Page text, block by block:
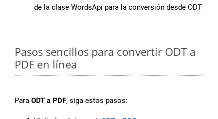
de la clase WordsApi para la conversión desde ODT
Pasos sencillos para convertir ODT a
PDF en línea
Para ODT a PDF, siga estos pasos: